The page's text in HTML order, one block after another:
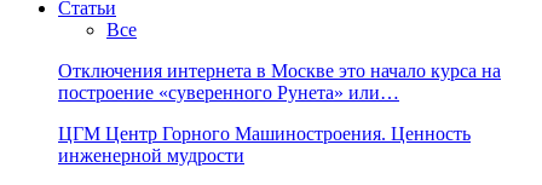
Статьи
Все
Отключения интернета в Москве это начало курса на
построение «суверенного Рунета» или…
ЦГМ Центр Горного Машиностроения. Ценность
инженерной мудрости